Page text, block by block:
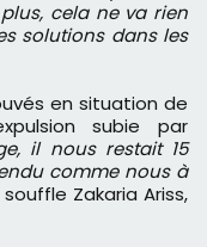
cela ne va rien
solutions dans les
en situation de
subie par
il nous restait 15
comme nous à
souffle Zakaria Ariss,